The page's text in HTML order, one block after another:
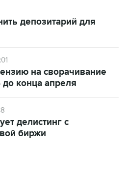
депозитарий для
на сворачивание
конца апреля
делистинг с
биржи